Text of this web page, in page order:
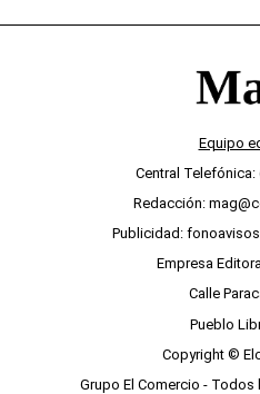
Equipo
Central Telefónica:
Redacción:
Publicidad:
Empresa
Calle
Pueblo
Copyright ©
Grupo El Comercio -